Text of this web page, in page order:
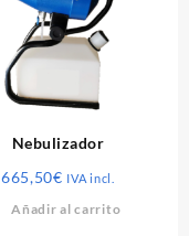
Nebulizador
665,50€ IVA incl.
Añadir al carrito